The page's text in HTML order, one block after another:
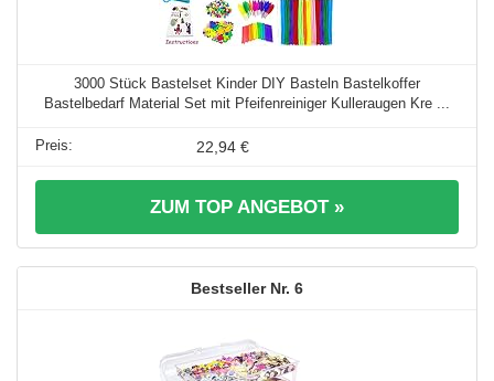
3000 Stück Bastelset Kinder DIY Basteln Bastelkoffer
Bastelbedarf Material Set mit Pfeifenreiniger Kulleraugen Kre ...
22,94 €
ZUM TOP ANGEBOT »
6